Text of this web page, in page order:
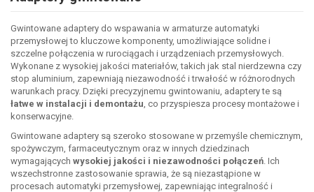
Gwintowane adaptery do wspawania w armaturze automatyki
przemysłowej to kluczowe komponenty, umożliwiające solidne i
szczelne połączenia w rurociągach i urządzeniach przemysłowych.
Wykonane z wysokiej jakości materiałów, takich jak stal nierdzewna czy
stop aluminium, zapewniają niezawodność i trwałość w różnorodnych
warunkach pracy. Dzięki precyzyjnemu gwintowaniu, adaptery te są
łatwe w instalacji i demontażu, co przyspiesza procesy montażowe i
konserwacyjne.
Gwintowane adaptery są szeroko stosowane w przemyśle chemicznym,
spożywczym, farmaceutycznym oraz w innych dziedzinach
wymagających wysokiej jakości i niezawodności połączeń. Ich
wszechstronne zastosowanie sprawia, że są niezastąpione w
procesach automatyki przemysłowej, zapewniając integralność i